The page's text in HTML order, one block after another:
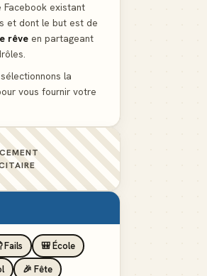
Facebook existant
et dont le but est de
rêve en partageant
la
vous fournir votre
Fails
🎒 École
🎉 Fête